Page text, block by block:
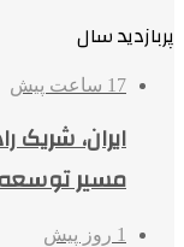
پربازدید سال
17 ساعت پیش
ایران، شریک
مسیر
1 روز پیش